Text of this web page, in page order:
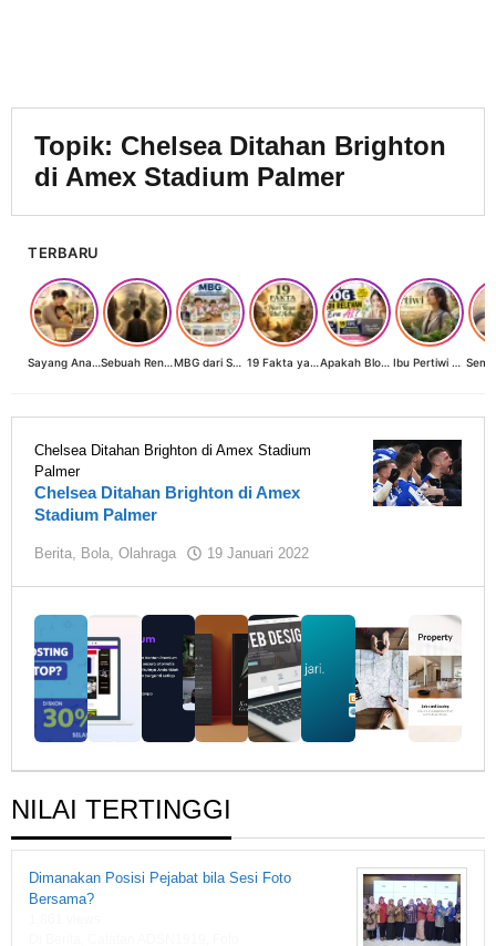
Topik: Chelsea Ditahan Brighton
di Amex Stadium Palmer
TERBARU
Sayang Anak, Lindungi dan Bangun Masa Depan: Investasi Terbaik Seorang Perempuan untuk Dunia yang Lebih Baik Sebuah Renungan tentang Cahaya, Penantian, dan Harapan Kebangkitan Peradaban Nusantara MBG dari Sudut Pandang Ibu Rumah Tangga, Guru, dan Akademisi: Investasi Generasi Emas Indonesia 19 Fakta yang Jarang Diketahui tentang Hari Raya Idul Adha Apakah Blog Masih Relevan di Era AI? 19 Fakta & 19 Tips Blogger Bertahan Ibu Pertiwi Menyimpan Rahasia Cinta
Chelsea Ditahan Brighton di Amex Stadium
Palmer
Chelsea Ditahan Brighton di Amex
Stadium Palmer
Berita, Bola, Olahraga 19 Januari 2022
NILAI TERTINGGI
Dimanakan Posisi Pejabat bila Sesi Foto
Bersama?